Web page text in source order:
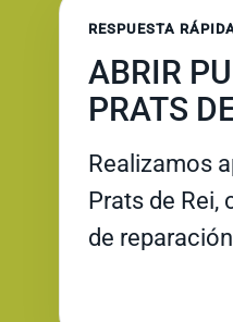
RESPUESTA
ABRIR
PRATS
Realizamos
Prats de Rei,
de